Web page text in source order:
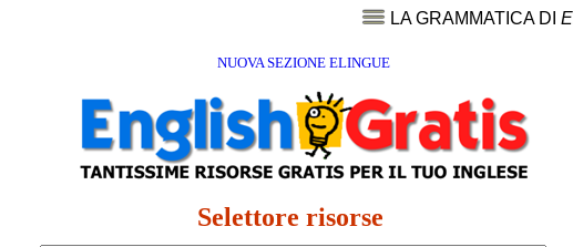
LA GRAMMATICA DI
NUOVA SEZIONE ELINGUE
Selettore risorse